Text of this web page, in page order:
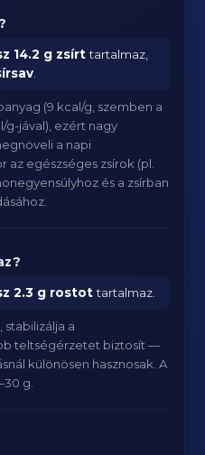
14.2 g zsírttartalmaz,
(9 kcal/g, szemben a
g-jával), ezért nagy
a napi
egészséges zsírok (pl.
és a zsírban
2.3 g rostottartalmaz.
stabilizálja a
teltségérzetet biztosít —
különösen hasznosak. A
g.